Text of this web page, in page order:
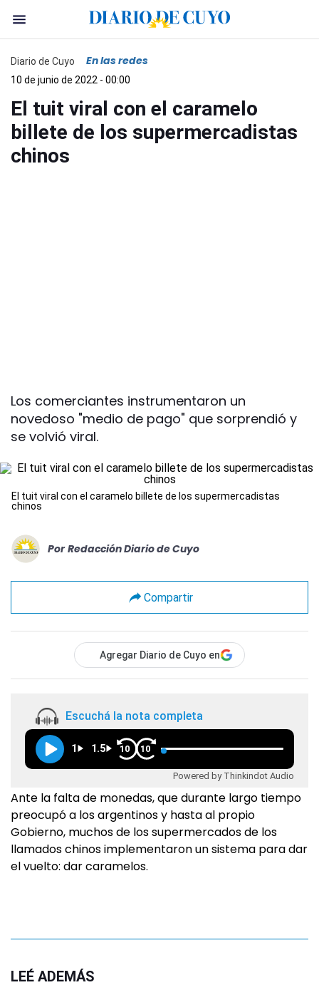
Diario de Cuyo En las redes
10 de junio de 2022 - 00:00
El tuit viral con el caramelo
billete de los supermercadistas
chinos
Los comerciantes instrumentaron un
novedoso "medio de pago" que sorprendió y
se volvió viral.
El tuit viral con el caramelo billete de los supermercadistas
chinos
Por Redacción Diario de Cuyo
Compartir
Agregar Diario de Cuyo en
Escuchá la nota completa
1 1.5 10 10
Powered by Thinkindot Audio
Ante la falta de monedas, que durante largo tiempo
preocupó a los argentinos y hasta al propio
Gobierno, muchos de los supermercados de los
llamados chinos implementaron un sistema para dar
el vuelto: dar caramelos.
LEÉ ADEMÁS